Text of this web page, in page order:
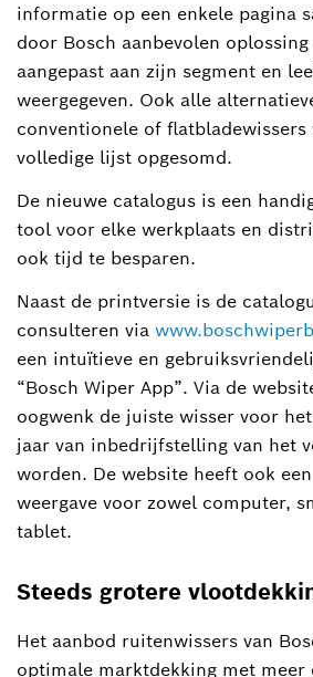
informatie op een enkele pagina
door Bosch aanbevolen
aangepast aan zijn segment en
weergegeven. Ook alle
conventionele of flatbladewissers
volledige lijst opgesomd.
De nieuwe catalogus is een
tool voor elke werkplaats en
ook tijd te besparen.
Naast de printversie is de
consulteren via
een intuïtieve en
“Bosch Wiper App”. Via de
oogwenk de juiste wisser voor
jaar van inbedrijfstelling van het
worden. De website heeft ook
weergave voor zowel computer,
tablet.
Steeds grotere
Het aanbod ruitenwissers van
optimale marktdekking met meer